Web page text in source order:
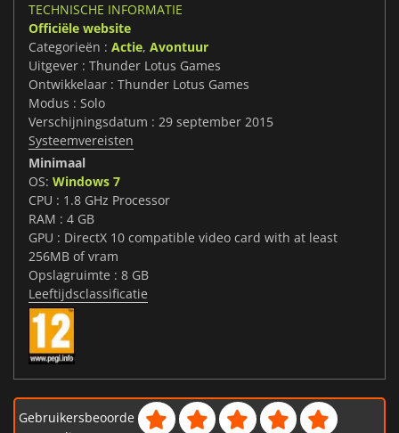
TECHNISCHE INFORMATIE
Officiële website
Categorieën : Actie, Avontuur
Uitgever : Thunder Lotus Games
Ontwikkelaar : Thunder Lotus Games
Modus : Solo
Verschijningsdatum : 29 september 2015
Systeemvereisten
Minimaal
OS: Windows 7
CPU : 1.8 GHz Processor
RAM : 4 GB
GPU : DirectX 10 compatible video card with at least
256MB of vram
Opslagruimte : 8 GB
Leeftijdsclassificatie
Gebruikersbeoorde